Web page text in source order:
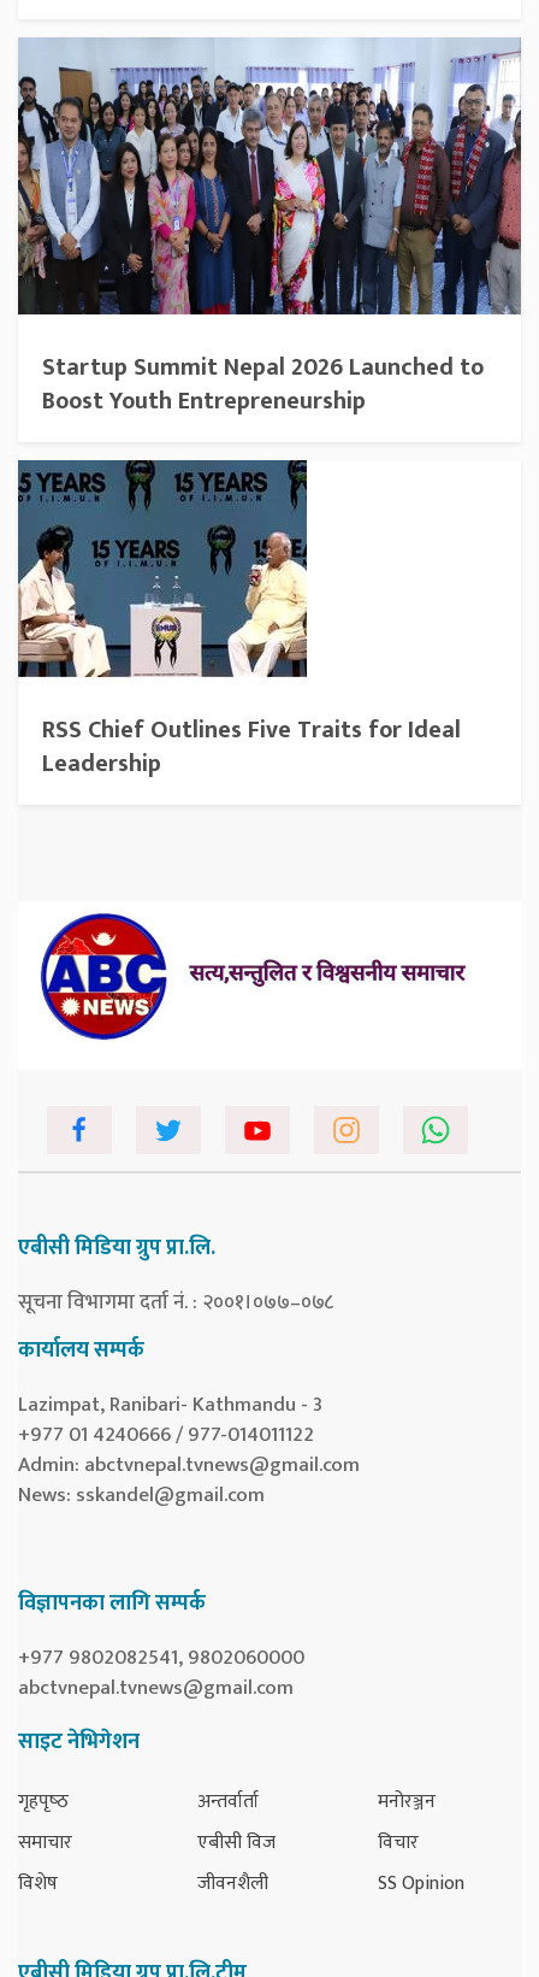
Startup Summit Nepal 2026 Launched to
Boost Youth Entrepreneurship
RSS Chief Outlines Five Traits for Ideal
Leadership
एबीसी मिडिया ग्रुप प्रा.लि.
सूचना विभागमा दर्ता नं. : २००१।०७७–०७८
कार्यालय सम्पर्क
Lazimpat, Ranibari- Kathmandu - 3
+977 01 4240666 / 977-014011122
Admin: abctvnepal.tvnews@gmail.com
News: sskandel@gmail.com
विज्ञापनका लागि सम्पर्क
+977 9802082541, 9802060000
abctvnepal.tvnews@gmail.com
साइट नेभिगेशन
गृहपृष्‍ठ
समाचार
विशेष
अन्तर्वार्ता
एबीसी विज
जीवनशैली
मनोरञ्जन
विचार
SS Opinion